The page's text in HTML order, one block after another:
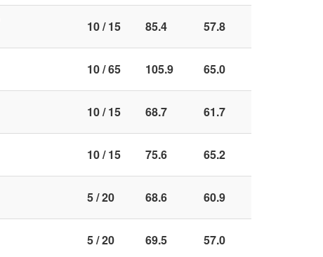
10 / 15 85.4 57.8
10 / 65 105.9 65.0
10 / 15 68.7 61.7
10 / 15 75.6 65.2
5 / 20 68.6 60.9
5 / 20 69.5 57.0